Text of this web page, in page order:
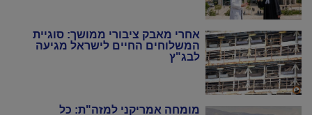
אחרי מאבק ציבורי ממושך: סוגיית
המשלוחים החיים לישראל מגיעה
לבג"ץ
מומחה אמריקני למזה"ת: כל